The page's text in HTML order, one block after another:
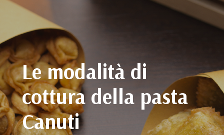
Le modalità di
cottura della pasta
Canuti